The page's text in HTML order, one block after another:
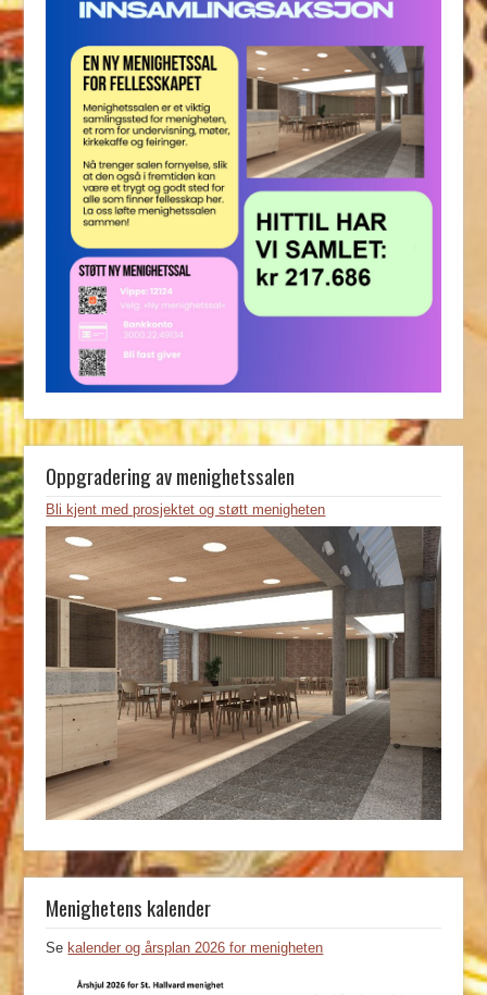
Oppgradering av menighetssalen
Bli kjent med prosjektet og støtt menigheten
Menighetens kalender
Se kalender og årsplan 2026 for menigheten